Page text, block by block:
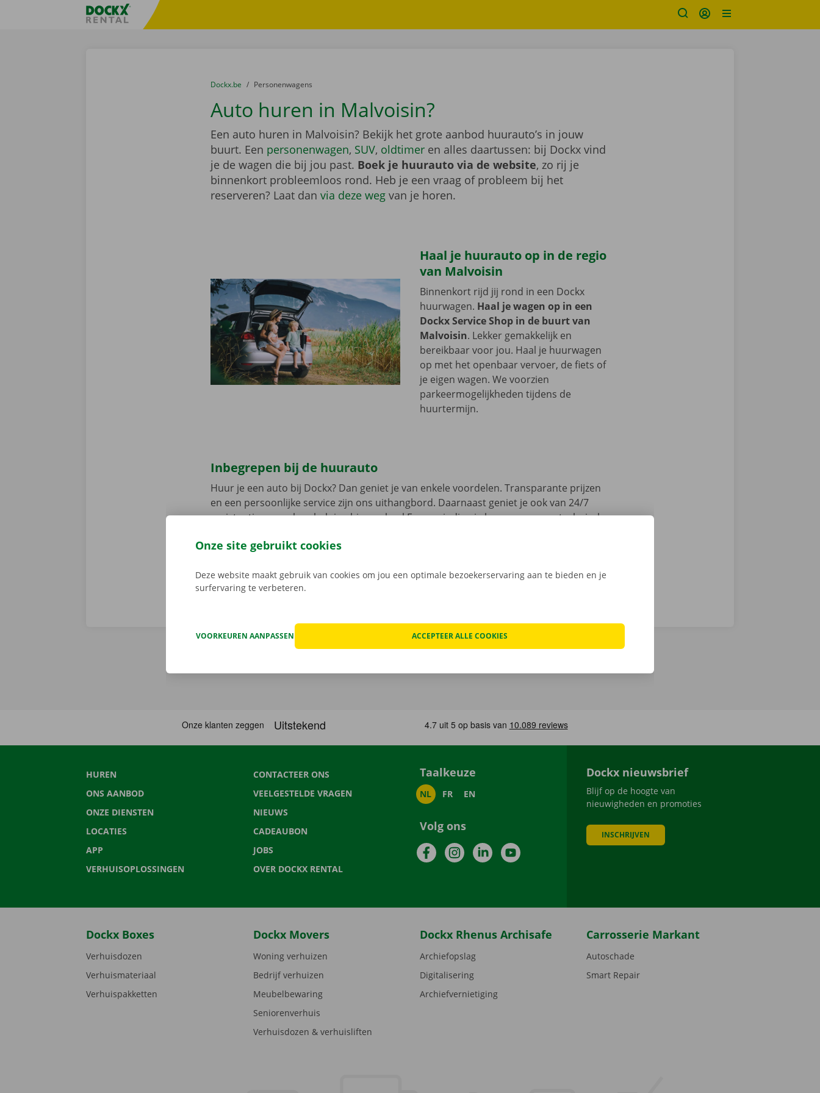
Taalselectie overslaanFratello DEMO
U bevindt zich hier:
van
Dockx.be naar
Personenwagens
Auto huren in Malvoisin?
Een auto huren in Malvoisin? Bekijk het grote aanbod huurauto’s in jouw
buurt. Een personenwagen, SUV, oldtimeren alles daartussen: bij Dockx vind
je de wagen die bij jou past. Boek je huurauto via de website, zo rij je
binnenkort probleemloos rond. Heb je een vraag of probleem bij het
reserveren? Laat dan via deze wegvan je horen.
Haal je huurauto op in de regio
van Malvoisin
Binnenkort rijd jij rond in een Dockx
huurwagen. Haal je wagen op in een
Dockx Service Shop in de buurt van
Malvoisin. Lekker gemakkelijk en
bereikbaar voor jou. Haal je huurwagen
op met het openbaar vervoer, de fiets of
je eigen wagen. We voorzien
parkeermogelijkheden tijdens de
huurtermijn.
Inbegrepen bij de huurauto
Huur je een auto bij Dockx? Dan geniet je van enkele voordelen. Transparante prijzen
en een persoonlijke service zijn ons uithangbord. Daarnaast geniet je ook van 24/7
assistentie en pechverhelping binnen heel Europa indien je huurwagen een technische
HUREN
ONS AANBOD
ONZE DIENSTEN
LOCATIES
APP
VERHUISOPLOSSINGEN
CONTACTEER ONS
VEELGESTELDE VRAGEN
NIEUWS
CADEAUBON
JOBS
OVER DOCKX RENTAL
Taalkeuze
NL FR EN
Volg ons
FacebookInstagramLinkedInYouTube
Dockx nieuwsbrief
Blijf op de hoogte van
nieuwigheden en promoties
INSCHRIJVEN
Dockx Boxes
Verhuisdozen
Verhuismateriaal
Verhuispakketten
Dockx Movers
Woning verhuizen
Bedrijf verhuizen
Meubelbewaring
Seniorenverhuis
Verhuisdozen & verhuisliften
Dockx Rhenus Archisafe
Archiefopslag
Digitalisering
Archiefvernietiging
Carrosserie Markant
Autoschade
Smart Repair
Onze site gebruikt cookies
Deze website maakt gebruik van cookies om jou een optimale bezoekerservaring aan te bieden en je
surfervaring te verbeteren.
VOORKEUREN AANPASSEN ACCEPTEER ALLE COOKIES